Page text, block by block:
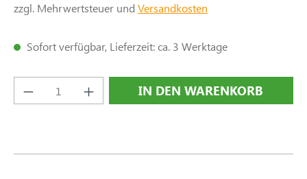
zzgl. Mehrwertsteuer und Versandkosten
Sofort verfügbar, Lieferzeit: ca. 3 Werktage
Produkt Anzahl: Gib den gewünschten
IN DEN WARENKORB